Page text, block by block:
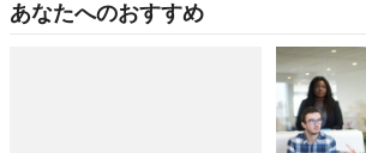
あなたへのおすすめ